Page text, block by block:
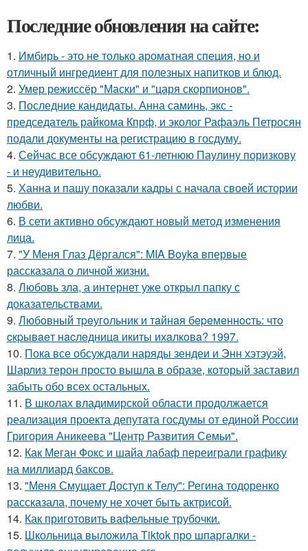
Последние обновления на сайте:
1. Имбирь - это не только ароматная специя, но и
отличный ингредиент для полезных напитков и блюд.
2. Умер режиссёр "Маски" и "царя скорпионов".
3. Последние кандидаты. Анна саминь, экс -
председатель райкома Кпрф, и эколог Рафаэль Петросян
подали документы на регистрацию в госдуму.
4. Сейчас все обсуждают 61-летнюю Паулину поризкову
- и неудивительно.
5. Ханна и пашу показали кадры с начала своей истории
любви.
6. В сети активно обсуждают новый метод изменения
лица.
7. "У Меня Глаз Дёргался": MIA Boyka впервые
рассказала о личной жизни.
8. Любовь зла, а интернет уже открыл папку с
доказательствами.
9. Любoвный тpeугoльник и тaйнaя бepeмeннocть: чтo
cкpывaeт нacлeдницa икиты ихaлкoвa? 1997.
10. Пока все обсуждали наряды зендеи и Энн хэтэуэй,
Шарлиз терон просто вышла в образе, который заставил
забыть обо всех остальных.
11. В школах владимирской области продолжается
реализация проекта депутата госдумы от единой России
Григория Аникеева "Центр Развития Семьи".
12. Как Меган Фокс и шайа лабаф переиграли графику
на миллиард баксов.
13. "Меня Смущает Доступ к Телу": Регина тодоренко
рассказала, почему не хочет быть актрисой.
14. Как приготовить вафельные трубочки.
15. Школьница выложила Tiktok про шпаргалки -